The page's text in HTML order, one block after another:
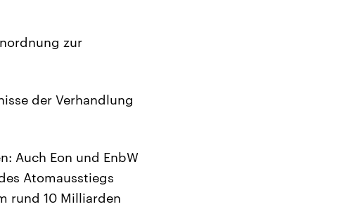
zur
der Verhandlung
Auch Eon und EnbW
Atomausstiegs
rund 10 Milliarden